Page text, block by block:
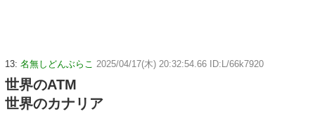
13: 名無しどんぶらこ 2025/04/17(木) 20:32:54.66 ID:L/66k7920
世界のATM
世界のカナリア